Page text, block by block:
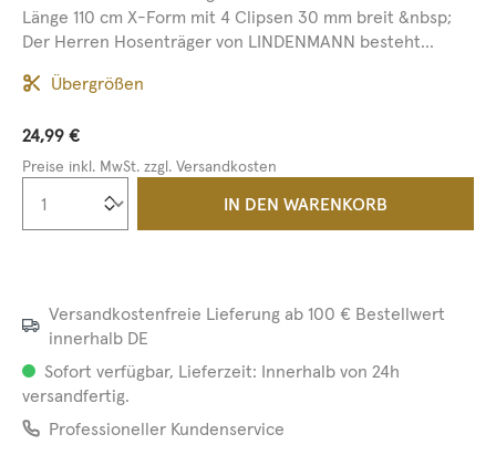
Länge 110 cm X-Form mit 4 Clipsen 30 mm breit &nbsp;
Der Herren Hosenträger von LINDENMANN besteht...
Übergrößen
24,99 €
Preise inkl. MwSt. zzgl. Versandkosten
Produkt Anzahl: Gib den
IN DEN WARENKORB
Versandkostenfreie Lieferung ab 100 € Bestellwert
innerhalb DE
Sofort verfügbar, Lieferzeit: Innerhalb von 24h
versandfertig.
Professioneller Kundenservice